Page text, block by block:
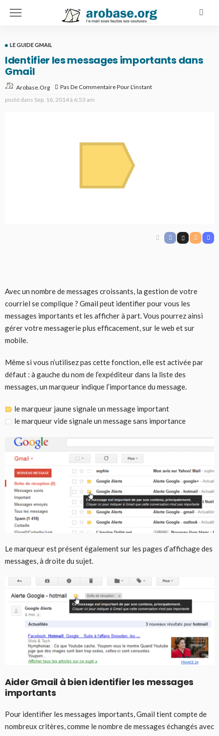
LE GUIDE GMAIL
Identifier les messages importants dans
Gmail
Arobase.org
Pas De Commentaire Pour L'instant
posté dans Sep. 16, 2014 à 6:53 am
Avec un nombre de messages croissants, la gestion de votre
courriel se complique ? Gmail peut identifier pour vous les
messages importants et les afficher à part. Vous pourrez ainsi
gérer votre messagerie plus efficacement, sur le web et sur
mobile.
Même si vous n’utilisez pas cette fonction, elle est activée par
défaut : à gauche du nom de l’expéditeur dans la liste des
messages, un marqueur indique l’importance du message.
le marqueur jaune signale un message important
le marqueur vide signale un message sans importance
Le marqueur est présent également sur les pages d’affichage des
messages, à droite du sujet.
Aider Gmail à bien identifier les messages
importants
Pour identifier les messages importants, Gmail tient compte de
nombreux critères, comme le nombre de messages échangés avec